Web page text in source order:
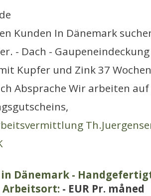
Kunden In Dänemark
- Dach -
Kupfer und Zink 37
Absprache Wir arbeiten auf
Dänemark -
- EUR Pr. måned